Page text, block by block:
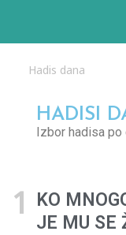
Hadis dana
HADISI
Izbor hadisa po
KO
JE MU SE